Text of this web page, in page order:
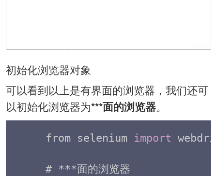
初始化浏览器对象
可以看到以上是有界面的浏览器，我们还可
以初始化浏览器为***面的浏览器。
from selenium import
# ***面的浏览器